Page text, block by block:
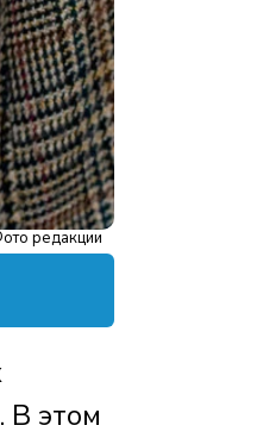
редакции
В этом